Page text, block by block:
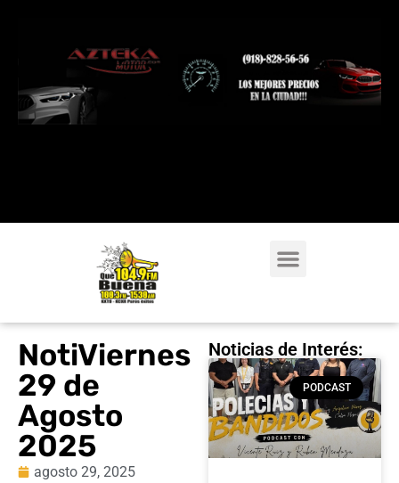
NotiViernes
29 de
Agosto
2025
agosto 29, 2025
Noticias de Interés:
PODCAST